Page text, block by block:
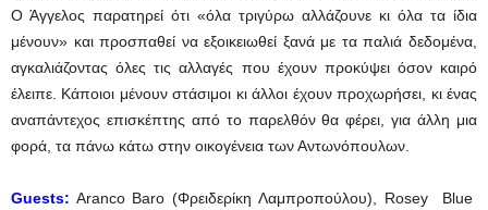
Ο Άγγελος παρατηρεί ότι «όλα τριγύρω αλλάζουνε κι όλα τα ίδια
μένουν» και προσπαθεί να εξοικειωθεί ξανά με τα παλιά δεδομένα,
αγκαλιάζοντας όλες τις αλλαγές που έχουν προκύψει όσον καιρό
έλειπε. Κάποιοι μένουν στάσιμοι κι άλλοι έχουν προχωρήσει, κι ένας
αναπάντεχος επισκέπτης από το παρελθόν θα φέρει, για άλλη μια
φορά, τα πάνω κάτω στην οικογένεια των Αντωνόπουλων.
Guests: Aranco Baro (Φρειδερίκη Λαμπροπούλου), Rosey Blue